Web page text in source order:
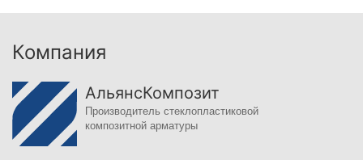
Компания
АльянсКомпозит
Производитель стеклопластиковой
композитной арматуры